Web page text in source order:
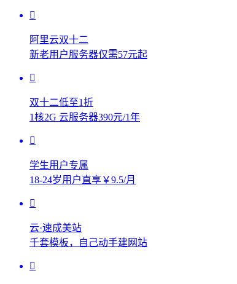
阿里云双十二
新老用户服务器仅需57元起
双十二低至1折
1核2G 云服务器390元/1年
学生用户专属
18-24岁用户直享￥9.5/月
云·速成美站
千套模板，自己动手建网站